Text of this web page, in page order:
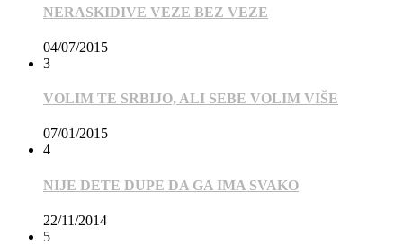
NERASKIDIVE VEZE BEZ VEZE
04/07/2015
3
VOLIM TE SRBIJO, ALI SEBE VOLIM VIŠE
07/01/2015
4
NIJE DETE DUPE DA GA IMA SVAKO
22/11/2014
5